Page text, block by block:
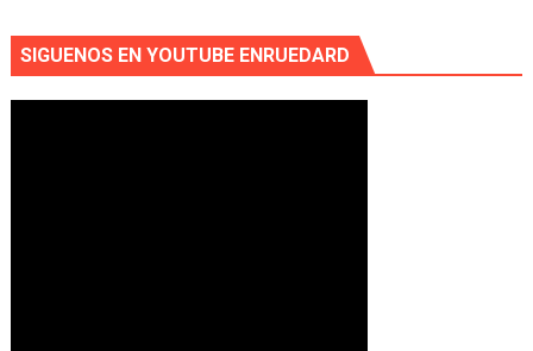
SIGUENOS EN YOUTUBE ENRUEDARD